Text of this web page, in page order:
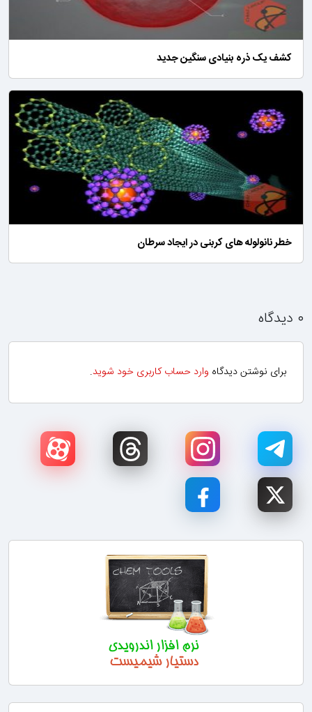
کشف یک ذره بنیادی سنگین جدید
خطر نانولوله های کربنی در ایجاد سرطان
۰ دیدگاه
برای نوشتن دیدگاه وارد حساب کاربری خود شوید.